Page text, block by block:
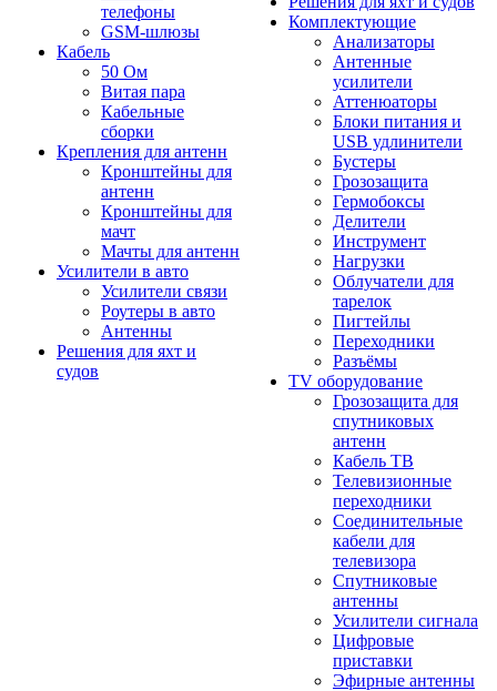
телефоны
GSM-шлюзы
Кабель
50 Ом
Витая пара
Кабельные
сборки
Крепления для антенн
Кронштейны для
антенн
Кронштейны для
мачт
Мачты для антенн
Усилители в авто
Усилители связи
Роутеры в авто
Антенны
Решения для яхт и
судов
Комплектующие
Анализаторы
Антенные
усилители
Аттенюаторы
Блоки питания и
USB удлинители
Бустеры
Грозозащита
Гермобоксы
Делители
Инструмент
Нагрузки
Облучатели для
тарелок
Пигтейлы
Переходники
Разъёмы
TV оборудование
Грозозащита для
спутниковых
антенн
Кабель ТВ
Телевизионные
переходники
Соединительные
кабели для
телевизора
Спутниковые
антенны
Усилители сигнала
Цифровые
приставки
Эфирные антенны